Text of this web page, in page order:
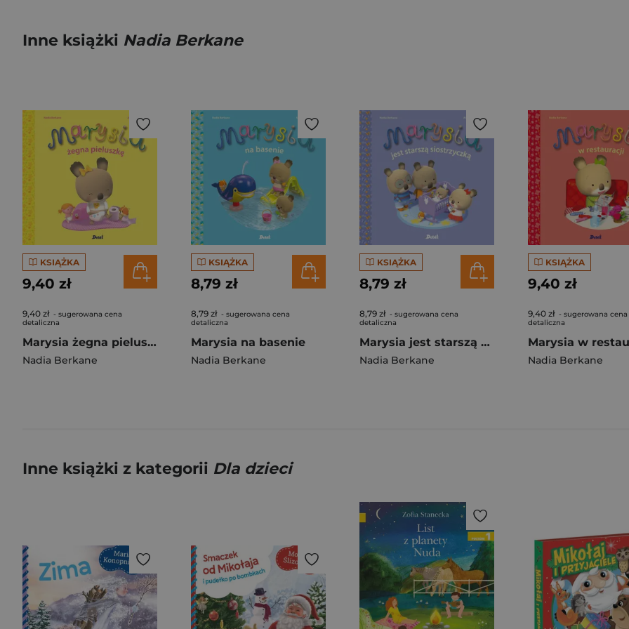
Inne książki Nadia Berkane
KSIĄŻKA
9,40 zł
9,40 zł - sugerowana cena
detaliczna
Marysia żegna pieluszkę
Nadia Berkane
KSIĄŻKA
8,79 zł
8,79 zł - sugerowana cena
detaliczna
Marysia na basenie
Nadia Berkane
KSIĄŻKA
8,79 zł
8,79 zł - sugerowana cena
detaliczna
Marysia jest starszą siostrzyczką
Nadia Berkane
KSIĄŻKA
9,40 zł
9,40 zł - sugerowana cena
detaliczna
Marysia w
Nadia Berkane
Inne książki z kategorii Dla dzieci